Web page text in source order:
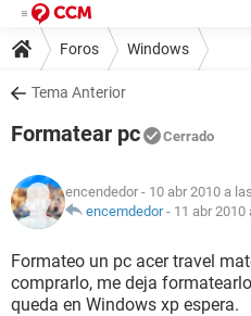
Foros Windows
Tema Anterior
Formatear pc Cerrado
encendedor - 10 abr 2010 a
encemdedor- 11 abr 2010
Formateo un pc acer travel
comprarlo, me deja
queda en Windows xp espera.